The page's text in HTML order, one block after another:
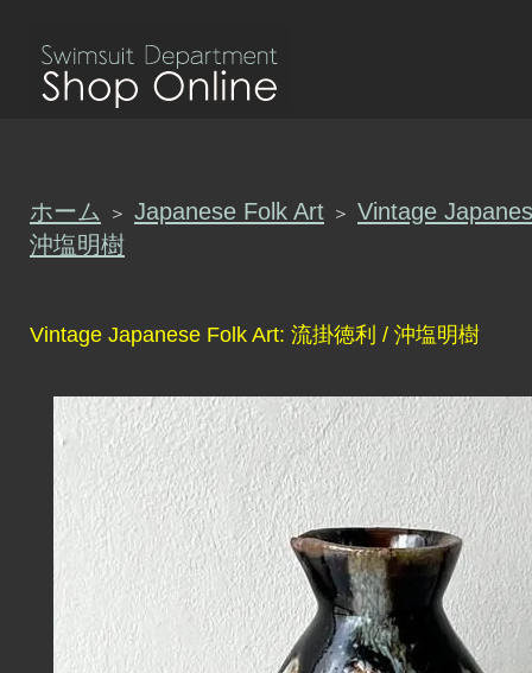
ホーム ＞ Japanese Folk Art ＞ Vintage
沖塩明樹
Vintage Japanese Folk Art: 流掛徳利 / 沖塩明樹